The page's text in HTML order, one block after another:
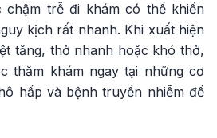
chậm trễ đi khám có thể khiến
kịch rất nhanh. Khi xuất hiện
tăng, thở nhanh hoặc khó thở,
thăm khám ngay tại những cơ
hấp và bệnh truyền nhiễm để